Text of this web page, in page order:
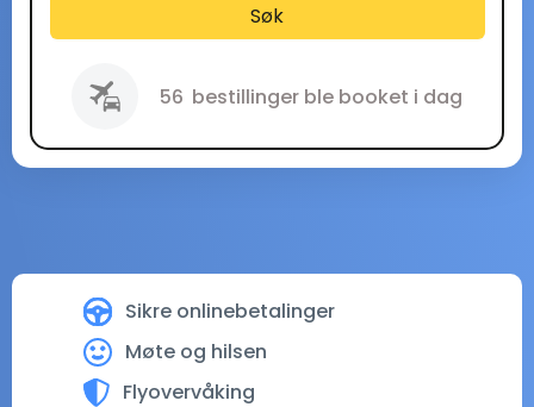
Sikre onlinebetalinger
Møte og hilsen
Flyovervåking
Søk
56 bestillinger ble booket i dag